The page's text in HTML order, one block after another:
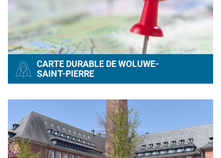
CARTE DURABLE DE WOLUWE-
SAINT-PIERRE